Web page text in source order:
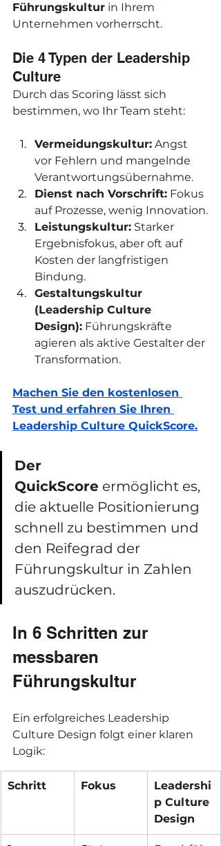
Führungskultur in Ihrem
Unternehmen vorherrscht.
Die 4 Typen der Leadership
Culture
Durch das Scoring lässt sich
bestimmen, wo Ihr Team steht:
Vermeidungskultur: Angst
vor Fehlern und mangelnde
Verantwortungsübernahme.
Dienst nach Vorschrift: Fokus
auf Prozesse, wenig Innovation.
Leistungskultur: Starker
Ergebnisfokus, aber oft auf
Kosten der langfristigen
Bindung.
Gestaltungskultur
(Leadership Culture
Design): Führungskräfte
agieren als aktive Gestalter der
Transformation.
Machen Sie den kostenlosen
Test und erfahren Sie Ihren
Leadership Culture QuickScore.
Der
QuickScore ermöglicht es,
die aktuelle Positionierung
schnell zu bestimmen und
den Reifegrad der
Führungskultur in Zahlen
auszudrücken.
In 6 Schritten zur
messbaren
Führungskultur
Ein erfolgreiches Leadership
Culture Design folgt einer klaren
Logik:
Schritt Fokus
Leadershi
p Culture
Design